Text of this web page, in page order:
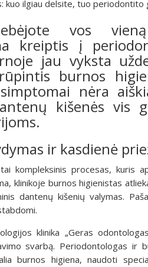
kuo ilgiau delsite, tuo
vos
kreiptis į
jau vyksta
burnos
nėra
kišenės vis
ir kasdienė
kompleksinis procesas, kuris
klinikoje burnos higienistas
dantenų kišenių valymas.
klinika „Geras
svarbą. Periodontologas ir
burnos higiena, naudoti